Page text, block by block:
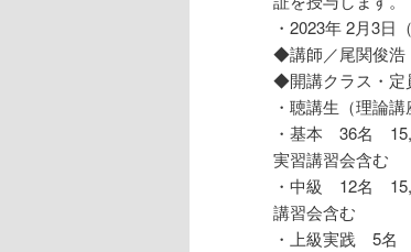
・2023年 2月3日
◆講師／尾関俊浩
◆開講クラス・定
・聴講生（理論
・基本 36名
実習講習会含む
・中級 12名
講習会含む
・上級実践 5名